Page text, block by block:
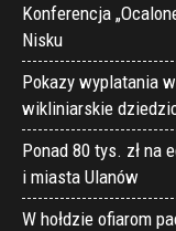
Konferencja
Nisku
Pokazy wyplatania
wikliniarskie
Ponad 80 tys. zł na
i miasta Ulanów
W hołdzie ofiarom